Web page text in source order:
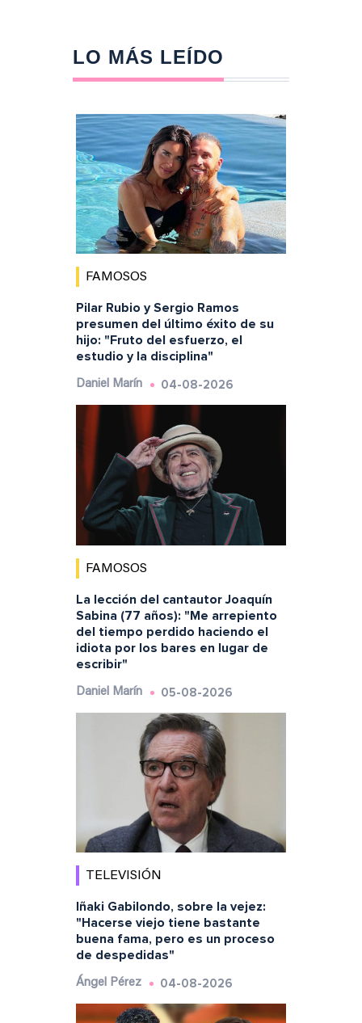
LO MÁS LEÍDO
FAMOSOS
Pilar Rubio y Sergio Ramos
presumen del último éxito de su
hijo: "Fruto del esfuerzo, el
estudio y la disciplina"
Daniel Marín 04-08-2026
FAMOSOS
La lección del cantautor Joaquín
Sabina (77 años): "Me arrepiento
del tiempo perdido haciendo el
idiota por los bares en lugar de
escribir"
Daniel Marín 05-08-2026
TELEVISIÓN
Iñaki Gabilondo, sobre la vejez:
"Hacerse viejo tiene bastante
buena fama, pero es un proceso
de despedidas"
Ángel Pérez 04-08-2026